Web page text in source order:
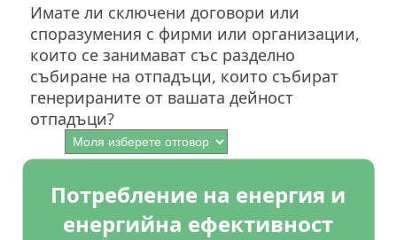
Имате ли сключени договори или
споразумения с фирми или организации,
които се занимават със разделно
събиране на отпадъци, които събират
генерираните от вашата дейност
отпадъци?
Потребление на енергия и
енергийна ефективност